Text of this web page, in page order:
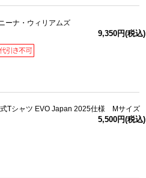
ーナ・ウィリアムズ
9,350円(税込)
Tシャツ EVO Japan 2025仕様 Mサイズ
5,500円(税込)